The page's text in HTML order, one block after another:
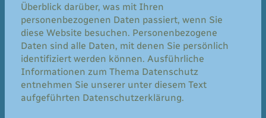
Überblick darüber, was mit Ihren
personenbezogenen Daten passiert, wenn Sie
diese Website besuchen. Personenbezogene
Daten sind alle Daten, mit denen Sie persönlich
identifiziert werden können. Ausführliche
Informationen zum Thema Datenschutz
entnehmen Sie unserer unter diesem Text
aufgeführten Datenschutzerklärung.